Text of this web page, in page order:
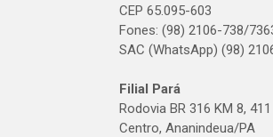
CEP 65.095-603
Fones: (98) 2106-738/
SAC (WhatsApp) (98)
Filial Pará
Rodovia BR 316 KM 8,
Centro, Ananindeua/PA